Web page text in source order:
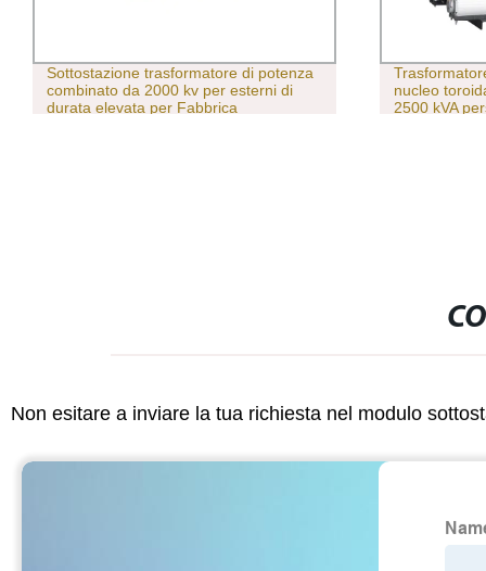
Trasformatore trifase a secco con
nucleo toroidale in rame da 10 kVA-
2500 kVA personalizzato Con ventola di
Scb10
tensione
Non esitare a inviare la tua richiesta nel modulo